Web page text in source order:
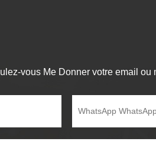
vous Me Donner votre email